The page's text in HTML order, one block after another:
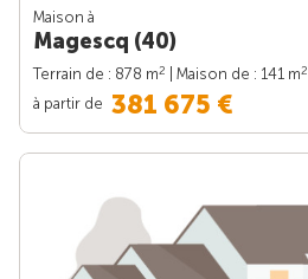
Maison à
Magescq (40)
Terrain de : 878 m2 | Maison de : 141 m2
à partir de 381 675 €